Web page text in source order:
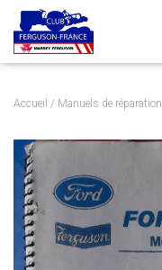
Accueil / Manuels de réparation